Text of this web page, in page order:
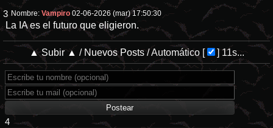
3 Nombre:Vampiro 02-06-2026 (mar) 17:50:30
La IA es el futuro que eligieron.
▲ Subir ▲ / Nuevos Posts/Automático[ ] 11s...
4